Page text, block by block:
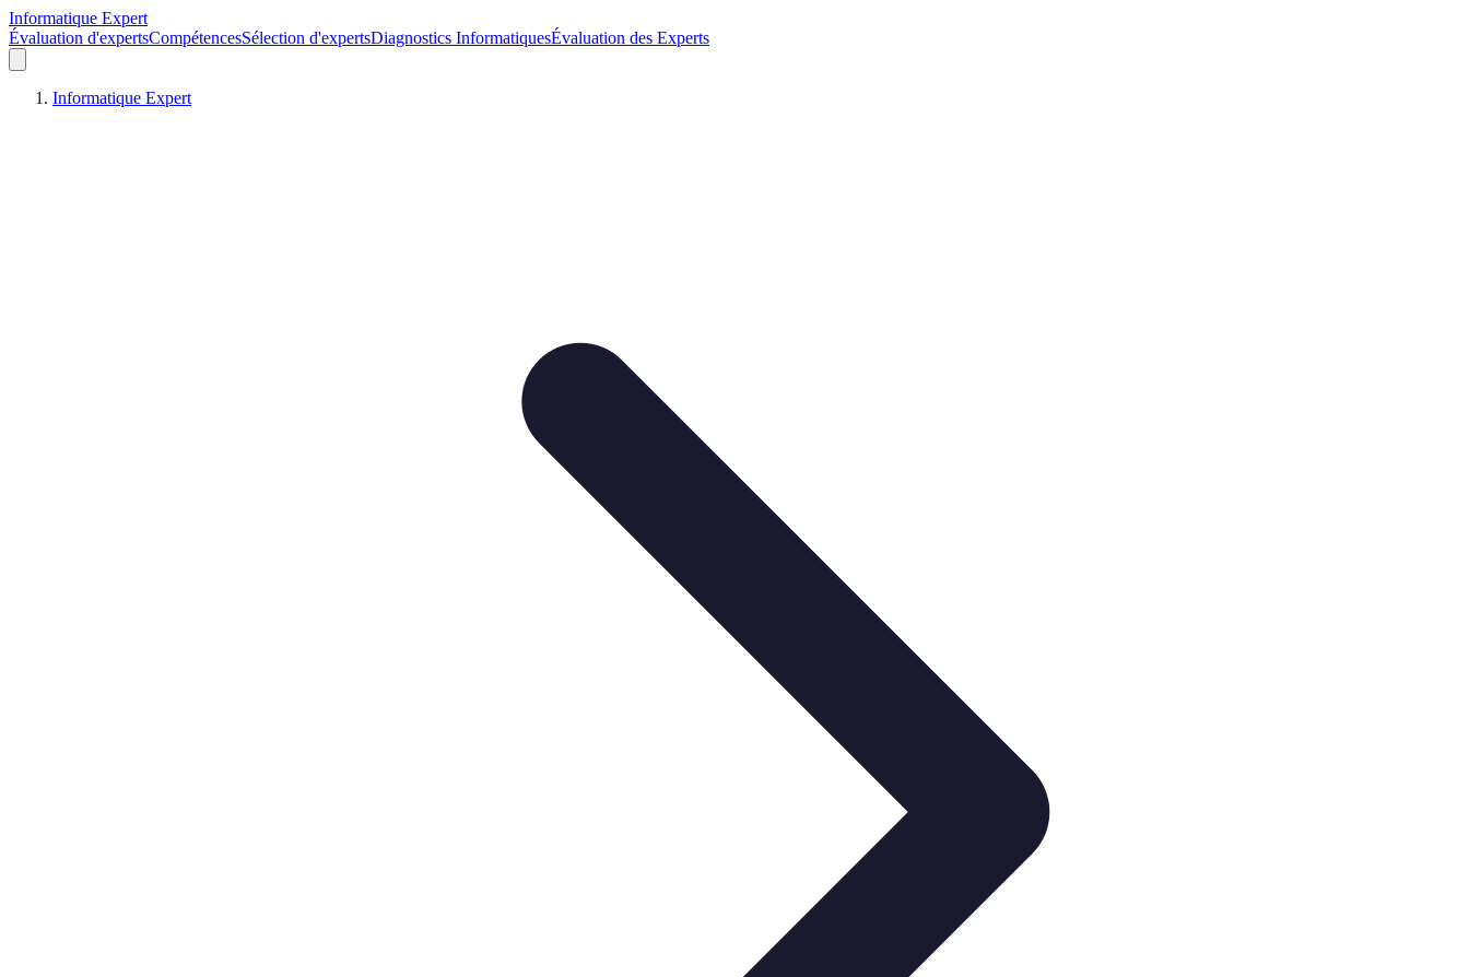
Informatique Expert
Évaluation d'expertsCompétencesSélection d'expertsDiagnostics InformatiquesÉvaluation des Experts
Informatique Expert